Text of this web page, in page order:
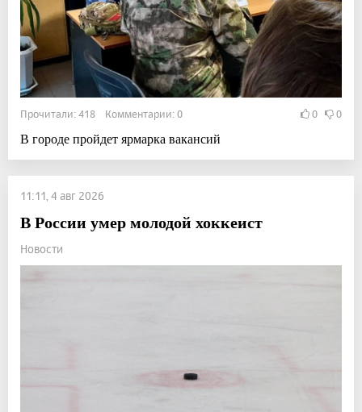
Прочитали: 418 Комментарии: 0 0 0
В городе пройдет ярмарка вакансий
11:11, 4 авг 2026
В России умер молодой хоккеист
Новости